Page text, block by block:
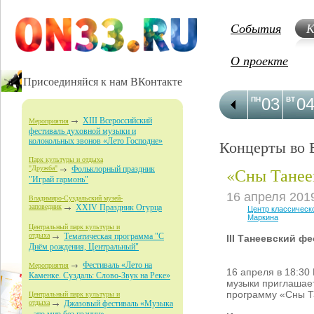
Присоединяйся к нам ВКонтакте
Мероприятия
XIII Всероссийский
фестиваль духовной музыки и
колокольных звонов «Лето Господне»
Парк культуры и отдыха
"Дружба"
Фольклорный праздник
"Играй гармонь"
Владимиро-Суздальский музей-
заповедник XXIV Праздник Огурца
Центральный парк культуры и
отдыха
Тематическая программа "С
Днём рождения, Центральный"
Мероприятия
Фестиваль «Лето на
Каменке. Суздаль: Слово-Звук на Реке»
Центральный парк культуры и
отдыха
Джазовый фестиваль «Музыка
События
О проекте
03
ПН 04
ВТ
Концерты во
«Сны
16 апреля
Центр
Маркина
III Танеевский
16 апреля в 18:30
музыки
программу «Сны